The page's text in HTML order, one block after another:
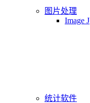
图片处理
Image J
统计软件